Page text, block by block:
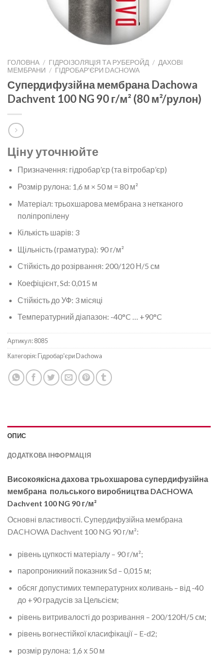
ГОЛОВНА / ГІДРОІЗОЛЯЦІЯ ТА РУБЕРОЙД / ДАХОВІ
МЕМБРАНИ / ГІДРОБАР'ЄРИ DACHOWA
Супердифузійна мембрана Dachowa
Dachvent 100 NG 90 г/м² (80 м²/рулон)
Ціну уточнюйте
Призначення: гідробар’єр (та вітробар’єр)
Розмір рулона: 1,6 м × 50 м = 80 м²
Матеріал: трьохшарова мембрана з нетканого
поліпропілену
Кількість шарів: 3
Щільність (граматура): 90 г/м²
Стійкість до розірвання: 200/120 Н/5 см
Коефіцієнт, Sd: 0,015 м
Стійкість до УФ: 3 місяці
Температурний діапазон: -40°C … +90°C
Артикул:8085
Категорія:Гідробар'єри Dachowa
ОПИС
ДОДАТКОВА ІНФОРМАЦІЯ
Високоякісна дахова трьохшарова супердифузійна
мембрана польського виробництва DACHOWA
Dachvent 100 NG 90 г/м²
Основні властивості. Супердифузійна мембрана
DACHOWA Dachvent 100 NG 90 г/м²:
рівень цупкості матеріалу – 90 г/м²;
паропроникний показник Sd – 0,015 м;
обсяг допустимих температурних коливань – від -40
до +90 градусів за Цельсієм;
рівень витривалості до розривання – 200/120Н/5 см;
рівень вогнестійкої класифікації – E-d2;
розмір рулона: 1,6 х 50 м